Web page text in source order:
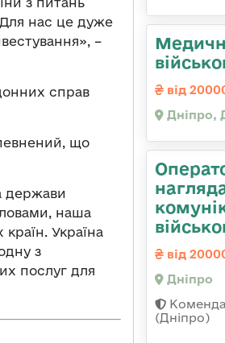
нас це дуже
–
справ
що
держави
наша
Україна
з
послуг для
від
Дніпро,
від
Дніпро
(Дніпро)